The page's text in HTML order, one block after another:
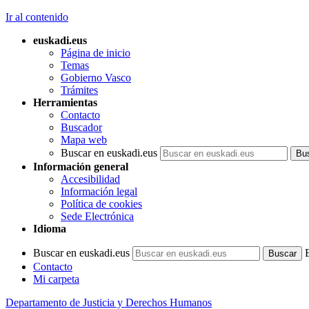
Ir al contenido
euskadi.eus
Página de inicio
Temas
Gobierno Vasco
Trámites
Herramientas
Contacto
Buscador
Mapa web
Buscar en euskadi.eus
Información general
Accesibilidad
Información legal
Política de cookies
Sede Electrónica
Idioma
Buscar en euskadi.eus
Contacto
Mi carpeta
Departamento de Justicia y Derechos Humanos